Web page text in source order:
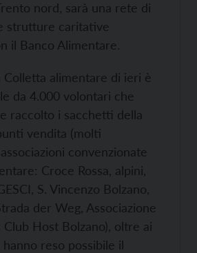
nord, sarà una rete di
strutture caritative
il Banco Alimentare.
Colletta alimentare di ieri è
da 4.000 volontari che
raccolto i sacchetti della
vendita (molti
convenzionate
Croce Rossa, alpini,
S. Vincenzo Bolzano,
der Weg, Associazione
Host Bolzano), oltre ai
reso possibile il